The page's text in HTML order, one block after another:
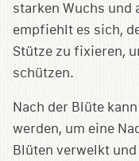
starken Wuchs und
empfiehlt es sich,
Stütze zu fixieren,
schützen.
Nach der Blüte
werden, um eine
Blüten verwelkt